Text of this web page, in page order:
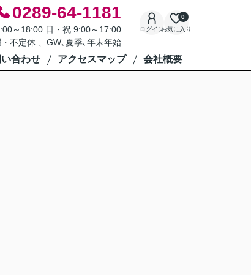
0289-64-1181
～18:00 日・祝 9:00～17:00
不定休 、GW､夏季､年末年始
ログインお気に入り
0
合わせ アクセスマップ 会社概要